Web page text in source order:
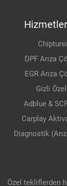
DPF Arıza
EGR Arıza
Gizli
Adblue &
Carplay
Diagnostik
Özel tekliflerden